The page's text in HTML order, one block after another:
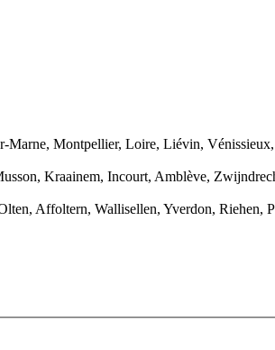
Montpellier, Loire, Liévin,
Kraainem, Incourt, Amblève,
Affoltern, Wallisellen, Yverdon, Riehen,